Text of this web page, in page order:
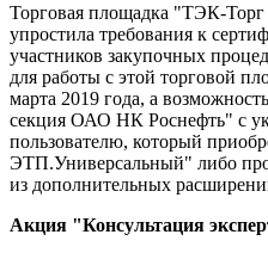
Торговая площадка "ТЭК-
упростила требования к
участников закупочных
для работы с этой торговой
марта 2019 года, а
секция ОАО НК Роснефть" с
пользователю, который
ЭТП.Универсальный" либо
из дополнительных
Акция "Консультация